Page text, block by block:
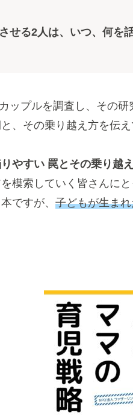
せる2人は、いつ、何を
ップルを調査し、その
、その乗り越え方を伝え
やすい 罠とその乗り越
模索していく皆さんに
ですが、 子どもが生ま